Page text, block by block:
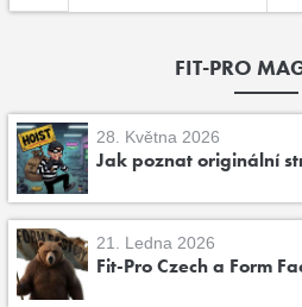
FIT-PRO
28. Května 2026
Jak poznat originální
21. Ledna 2026
Fit-Pro Czech a Form